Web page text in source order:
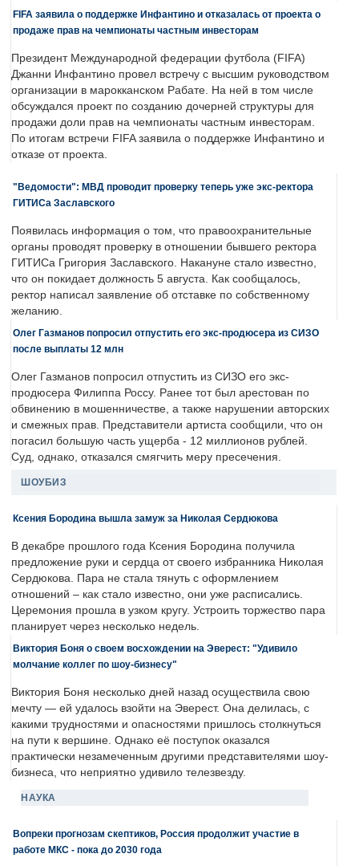
FIFA заявила о поддержке Инфантино и отказалась от проекта о
продаже прав на чемпионаты частным инвесторам
Президент Международной федерации футбола (FIFA)
Джанни Инфантино провел встречу с высшим руководством
организации в марокканском Рабате. На ней в том числе
обсуждался проект по созданию дочерней структуры для
продажи доли прав на чемпионаты частным инвесторам.
По итогам встречи FIFA заявила о поддержке Инфантино и
отказе от проекта.
"Ведомости": МВД проводит проверку теперь уже экс-ректора
ГИТИСа Заславского
Появилась информация о том, что правоохранительные
органы проводят проверку в отношении бывшего ректора
ГИТИСа Григория Заславского. Накануне стало известно,
что он покидает должность 5 августа. Как сообщалось,
ректор написал заявление об отставке по собственному
желанию.
Олег Газманов попросил отпустить его экс-продюсера из СИЗО
после выплаты 12 млн
Олег Газманов попросил отпустить из СИЗО его экс-
продюсера Филиппа Россу. Ранее тот был арестован по
обвинению в мошенничестве, а также нарушении авторских
и смежных прав. Представители артиста сообщили, что он
погасил большую часть ущерба - 12 миллионов рублей.
Суд, однако, отказался смягчить меру пресечения.
ШОУБИЗ
Ксения Бородина вышла замуж за Николая Сердюкова
В декабре прошлого года Ксения Бородина получила
предложение руки и сердца от своего избранника Николая
Сердюкова. Пара не стала тянуть с оформлением
отношений – как стало известно, они уже расписались.
Церемония прошла в узком кругу. Устроить торжество пара
планирует через несколько недель.
Виктория Боня о своем восхождении на Эверест: "Удивило
молчание коллег по шоу-бизнесу"
Виктория Боня несколько дней назад осуществила свою
мечту — ей удалось взойти на Эверест. Она делилась, с
какими трудностями и опасностями пришлось столкнуться
на пути к вершине. Однако её поступок оказался
практически незамеченным другими представителями шоу-
бизнеса, что неприятно удивило телезвезду.
НАУКА
Вопреки прогнозам скептиков, Россия продолжит участие в
работе МКС - пока до 2030 года